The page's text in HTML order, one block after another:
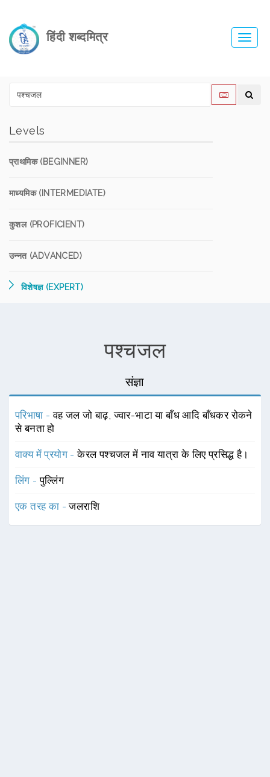
हिंदी शब्दमित्र
Levels
प्राथमिक (BEGINNER)
माध्यमिक (INTERMEDIATE)
कुशल (PROFICIENT)
उन्नत (ADVANCED)
विशेषज्ञ (EXPERT)
पश्चजल
संज्ञा
परिभाषा -वह जल जो बाढ़, ज्वार-भाटा या बाँध आदि बाँधकर रोकने
से बनता हो
वाक्य में प्रयोग -केरल पश्चजल में नाव यात्रा के लिए प्रसिद्ध है।
लिंग -पुल्लिंग
एक तरह का -जलराशि